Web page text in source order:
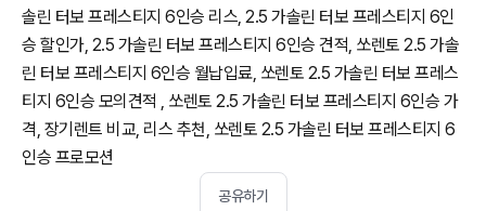
솔린 터보 프레스티지 6인승 리스, 2.5 가솔린 터보 프레스티지 6인
승 할인가, 2.5 가솔린 터보 프레스티지 6인승 견적, 쏘렌토 2.5 가솔
린 터보 프레스티지 6인승 월납입료, 쏘렌토 2.5 가솔린 터보 프레스
티지 6인승 모의견적 , 쏘렌토 2.5 가솔린 터보 프레스티지 6인승 가
격, 장기렌트 비교, 리스 추천, 쏘렌토 2.5 가솔린 터보 프레스티지 6
인승 프로모션
공유하기